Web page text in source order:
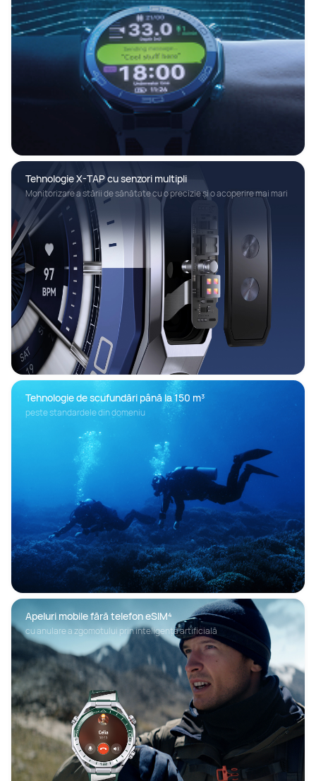
Tehnologie X-TAP cu senzori multipli
Monitorizare a stării de sănătate cu o precizie și o acoperire mai mari
Tehnologie de scufundări până la 150 m³
peste standardele din domeniu
Apeluri mobile fără telefon eSIM⁴
cu anulare a zgomotului prin inteligență artificială